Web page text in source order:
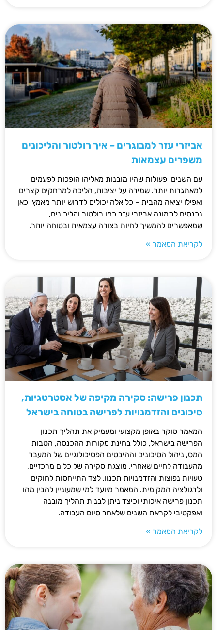
אביזרי עזר למבוגרים – איך רולטור והליכונים
משפרים עצמאות
עם השנים, פעולות שהיו מובנות מאליהן הופכות לפעמים
למאתגרות יותר. שמירה על יציבות, הליכה למרחקים קצרים
ואפילו יציאה מהבית – כל אלה יכולים לדרוש יותר מאמץ. כאן
נכנסים לתמונה אביזרי עזר כמו רולטור והליכונים,
שמאפשרים להמשיך לחיות בצורה עצמאית ובטוחה יותר.
לקריאת המאמר »
תכנון פרישה: סקירה מקיפה של אסטרטגיות,
סיכונים והזדמנויות לפרישה בטוחה בישראל
המאמר סוקר באופן מקצועי ומעמיק את תהליך תכנון
הפרישה בישראל, כולל בחינת מקורות ההכנסה, הטבות
המס, ניהול הסיכונים וההיבטים הפסיכולוגיים של המעבר
מהעבודה לחיים שאחרי. מוצגת סקירה של כלים מרכזיים,
טעויות נפוצות והזדמנויות תכנון, לצד התייחסות לחוקים
ולרגולציה המקומית. המאמר מיועד למי שמעוניין להבין מהו
תכנון פרישה איכותי וכיצד ניתן לבנות תהליך מובנה
ואפקטיבי לקראת השנים שלאחר סיום העבודה.
לקריאת המאמר »